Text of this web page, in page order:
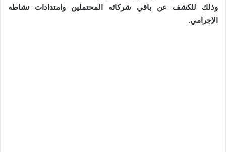
وذلك للكشف عن باقي شركائه المحتملين وامتدادات نشاطه
الإجرامي.